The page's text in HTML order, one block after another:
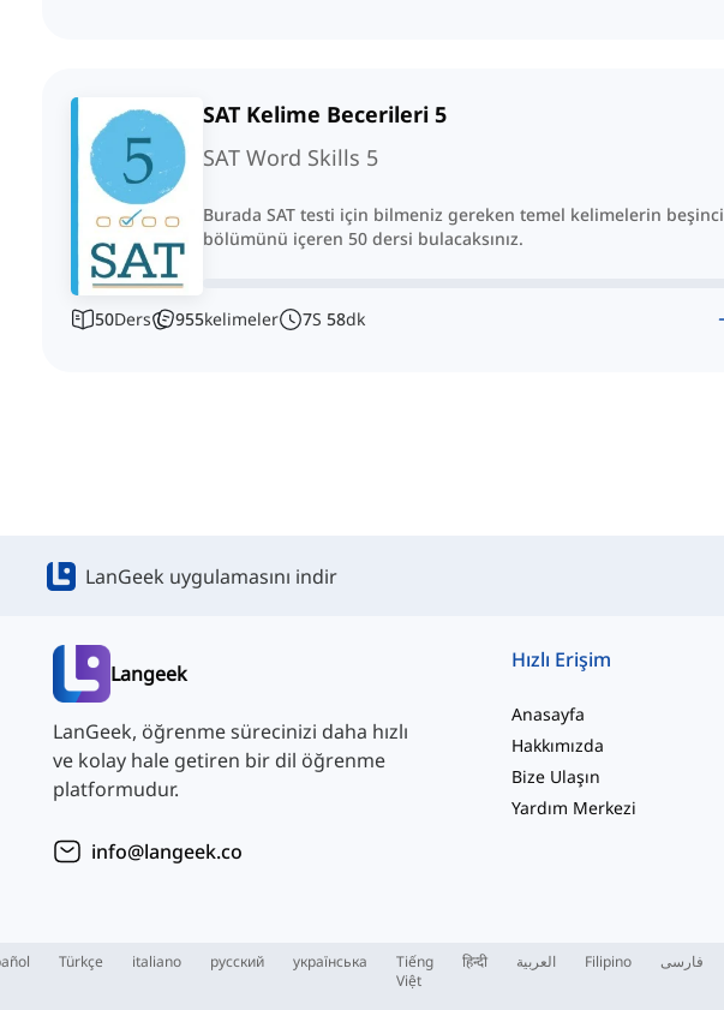
SAT Kelime Becerileri 5
SAT Word Skills 5
Burada SAT testi için bilmeniz gereken temel kelimelerin beşinci
bölümünü içeren 50 dersi bulacaksınız.
50Ders 955kelimeler 7S 58dk
LanGeek uygulamasını indir
Langeek
LanGeek, öğrenme sürecinizi daha hızlı
ve kolay hale getiren bir dil öğrenme
platformudur.
info@langeek.co
Hızlı Erişim
Anasayfa
Hakkımızda
Bize Ulaşın
Yardım Merkezi
Türkçe italiano русский українська
Tiếng
Việt
हिन्दी العربية Filipino فارسی